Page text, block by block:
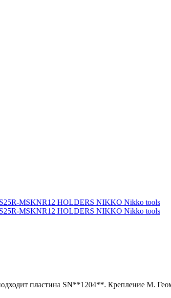
пластина SN**1204**. Крепление M.